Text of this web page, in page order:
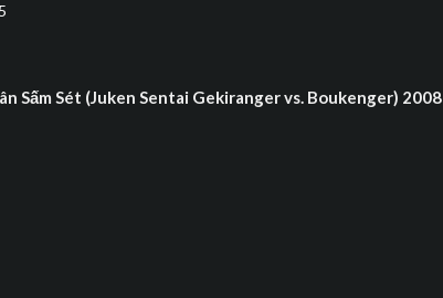
Sấm Sét (Juken Sentai Gekiranger vs. Boukenger)